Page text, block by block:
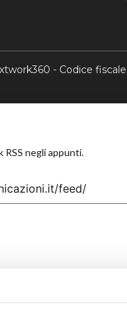
- Codice
RSS negli appunti.